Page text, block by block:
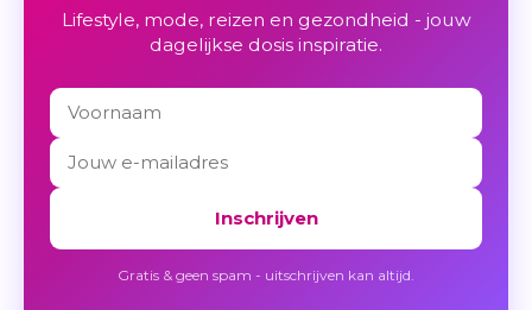
Lifestyle, mode, reizen en gezondheid - jouw
dagelijkse dosis inspiratie.
Inschrijven
Gratis & geen spam - uitschrijven kan altijd.